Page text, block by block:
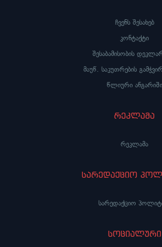
ჩვენს შესახებ
კონტაქტი
შესაბამისობის
მაუწ. საკუთრების
წლიური ანგარიში
რეკლამა
რეკლამა
სარედაქციო
სარედაქციო
სოციალური